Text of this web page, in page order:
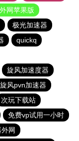
网苹果版
极光加速器
quickq
旋风加速度器
旋风pvn加速器
次玩下载站
免费vp试用一小时
网